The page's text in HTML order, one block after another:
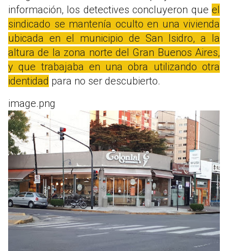
información, los detectives concluyeron que el
sindicado se mantenía oculto en una vivienda
ubicada en el municipio de San Isidro, a la
altura de la zona norte del Gran Buenos Aires,
y que trabajaba en una obra utilizando otra
identidad para no ser descubierto.
image.png